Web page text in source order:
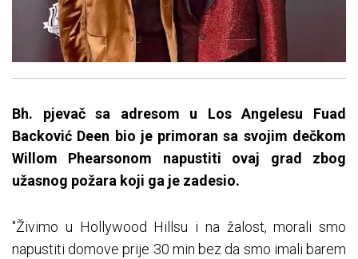
Bh. pjevač sa adresom u Los Angelesu Fuad
Backović Deen bio je primoran sa svojim dečkom
Willom Phearsonom napustiti ovaj grad zbog
užasnog požara koji ga je zadesio.
"Živimo u Hollywood Hillsu i na žalost, morali smo
napustiti domove prije 30 min bez da smo imali barem